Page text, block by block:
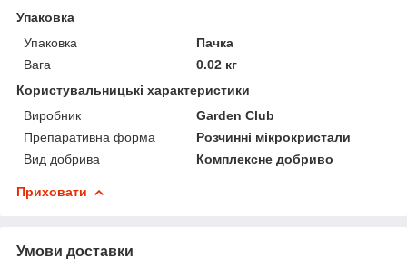
Упаковка
Упаковка
Пачка
Вага
0.02 кг
Користувальницькі характеристики
Виробник
Garden Club
Препаративна форма
Розчинні мікрокристали
Вид добрива
Комплексне добриво
Приховати
Умови доставки